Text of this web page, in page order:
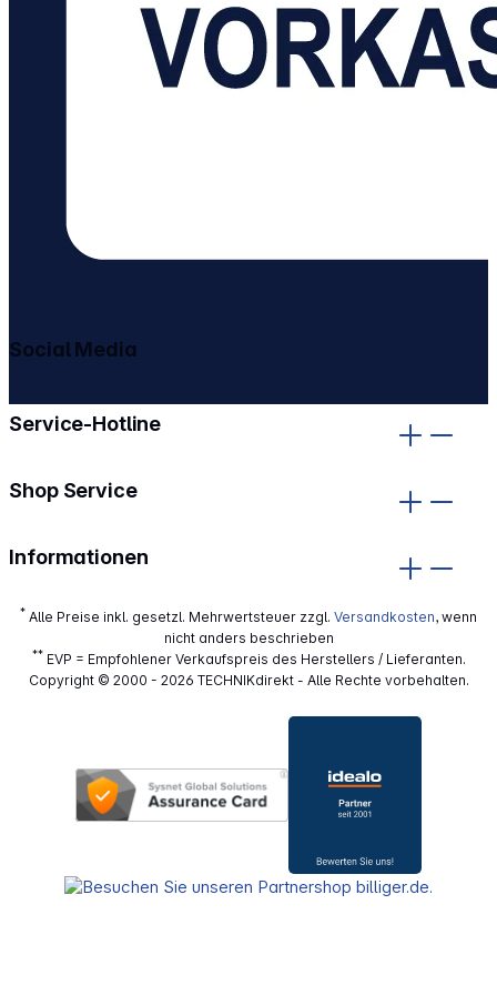
Service-Hotline
Shop Service
Informationen
Social Media
* Alle Preise inkl. gesetzl. Mehrwertsteuer zzgl. Versandkosten, wenn
nicht anders beschrieben
**EVP = Empfohlener Verkaufspreis des Herstellers / Lieferanten.
Copyright © 2000 - 2026 TECHNIKdirekt - Alle Rechte vorbehalten.